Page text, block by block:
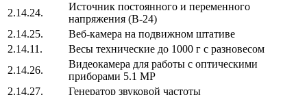
2.14.24.
Источник постоянного и переменного
напряжения (В-24)
2.14.25.
Веб-камера на подвижном штативе
2.14.11.
Весы технические до 1000 г с разновесом
2.14.26.
Видеокамера для работы с оптическими
приборами 5.1 MP
2.14.27.
Генератор звуковой частоты